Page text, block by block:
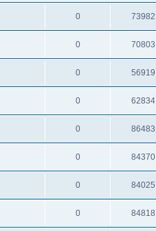
0 73982
0 70803
0 56919
0 62834
0 86483
0 84370
0 84025
0 84818